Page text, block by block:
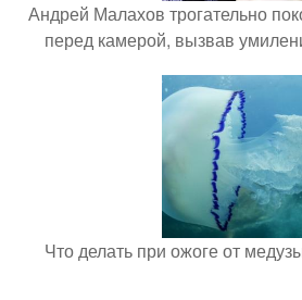
Андрей Малахов трогательно
перед камерой, вызвав
Что делать при ожоге от